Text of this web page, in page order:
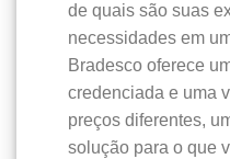
de quais são suas
necessidades em
Bradesco oferece
credenciada e uma
preços diferentes,
solução para o que